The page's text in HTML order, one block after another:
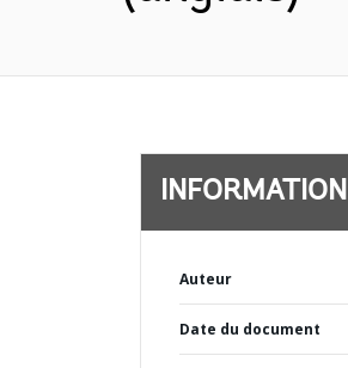
INFORMATION
Auteur
Date du document